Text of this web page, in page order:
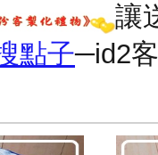
讓
點子─id2